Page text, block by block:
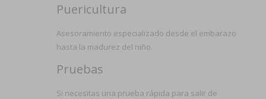
Puericultura
Asesoramiento especializado desde el embarazo
hasta la madurez del niño.
Pruebas
Si necesitas una prueba rápida para salir de